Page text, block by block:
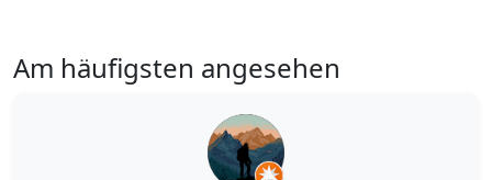
Am häufigsten angesehen